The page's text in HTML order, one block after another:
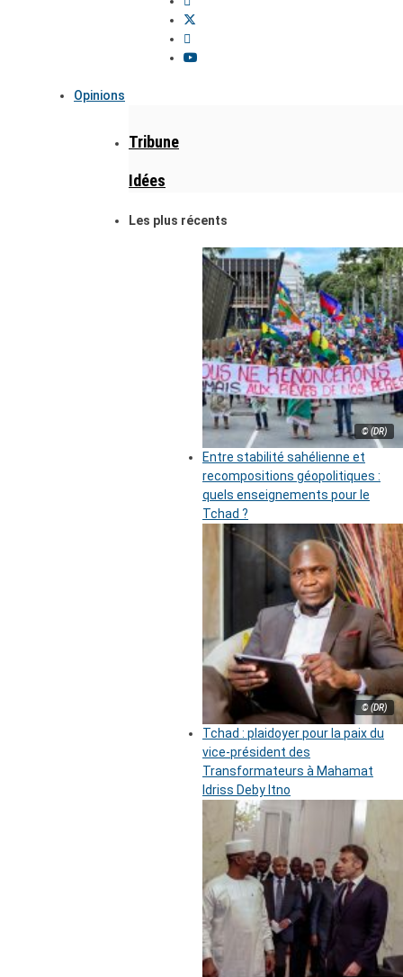
Opinions
Tribune
Idées
Les plus récents
© (DR)
Entre stabilité sahélienne et
recompositions géopolitiques :
quels enseignements pour le
Tchad ?
© (DR)
Tchad : plaidoyer pour la paix du
vice-président des
Transformateurs à Mahamat
Idriss Deby Itno